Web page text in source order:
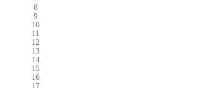
8
9
10
11
12
13
14
15
16
17